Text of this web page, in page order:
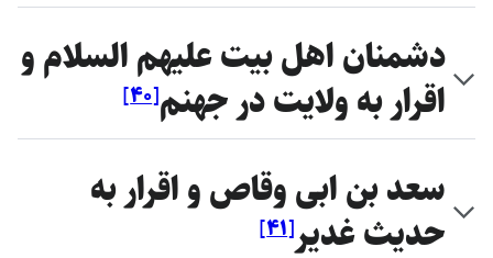
دشمنان اهل ‏بيت ‏عليهم السلام و
اقرار به ولايت در جهنم[۴۰]
سعد بن ابى ‏وقاص و اقرار به
حديث غدير[۴۱]